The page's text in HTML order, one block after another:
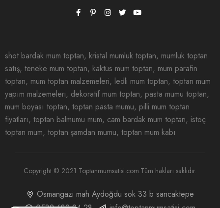
shot bardak mum toptan, kristal mumluk toptan, mumluk toptan
satış, teneke mum toptan, kaktüs mum toptan, mum parafin
toptan, mum toptan malzemeleri, ledli mum toptan, toptan mum
yapım malzemeleri, dekoratif mum toptan, pasta mumu toptan,
mum boyası toptan, toptan pasta mumu, pilli mum toptan
fiyatları, toptan balmumu mum, cam bardak mum toptan, istoç
toptan mum, toptan şamdan mumu, toptan mum kabı
Copyright © 2021 Toptanmumsatisi.com.Tüm hakları saklıdır.
Osmangazi mah Aydoğdu sok 33 b sancaktepe